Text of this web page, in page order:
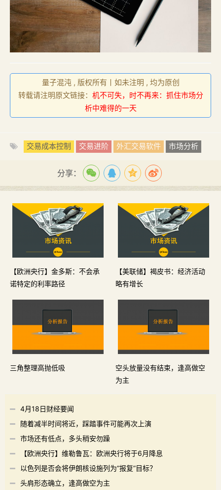
量子混沌 , 版权所有丨如未注明 , 均为原创
转载请注明原文链接： 机不可失，时不再来：抓住市场分
析中难得的一天
交易成本控制 交易进阶 外汇交易软件 市场分析
分享：
【欧洲央行】金多斯：不会承
诺特定的利率路径
【美联储】褐皮书：经济活动
略有增长
三角整理高抛低吸
空头放量没有结束，逢高做空
为主
4月18日财经要闻
随着减半时间将近，踩踏事件可能再次上演
市场还有低点，多头稍安勿躁
【欧洲央行】维勒鲁瓦：欧洲央行将于6月降息
以色列是否会将伊朗核设施列为“报复”目标？
头肩形态确立，逢高做空为主